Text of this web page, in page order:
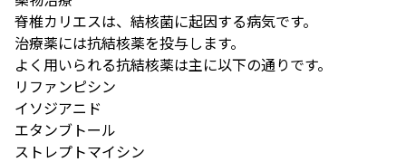
脊椎カリエスは、結核菌に起因する病気です。
治療薬には抗結核薬を投与します。
よく用いられる抗結核薬は主に以下の通りです。
リファンピシン
イソジアニド
エタンブトール
ストレプトマイシン